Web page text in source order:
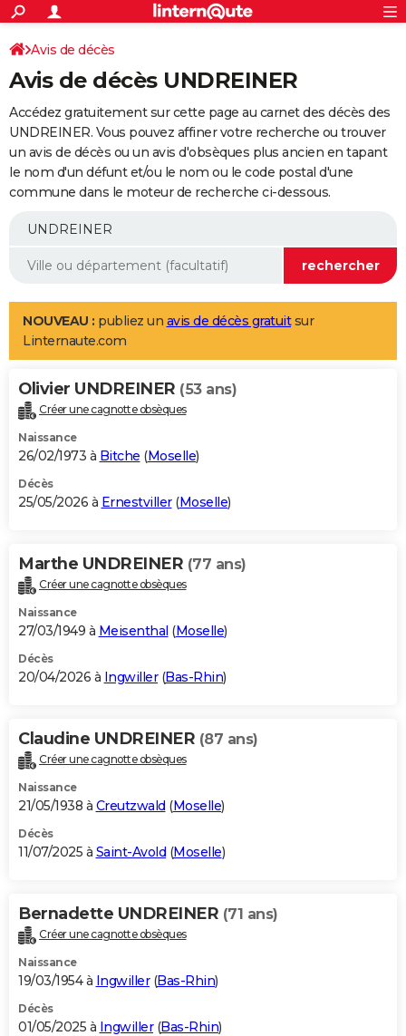
ACTUALITÉS
Politique
Société
Faits Divers
Education
Monde
Villes
+
SPORT
Coupe du monde 2026
Football
Tennis
Cyclisme
Rugby
Forum
Programme TV
TNT
Streaming
Cinéma
Sorties cinéma
Musique
+
FINANCE
Impôts
Immobilier
Risques naturels par ville
Banque
Assurance
Crédit
AUTO
Essais
Réserver un essai
Citadines
Berlines
SUV
Forum auto
+
Mobiles
Meilleur smartphone
Internet
Ordinateurs
Jeux vidéo
Guide high-tech
Aménagement intérieur
LIFESTYLE
Art de vivre
Bien-être
Loisirs
Mode
Modes de vie
Alimentation
Guide de la santé
Maladies
Médicaments
Sommeil
VOYAGE
Destinations
City break
Voyage nature
Voyage de noces
Forum
Climat
+PHOTO
GUIDES D'ACHAT
BONS PLANS
Carte de Noël
Carte Bonne année
Carte Saint-Valentin
Carte Pâques
Carte d'anniversaire
DICTIONNAIRE
Dictionnaire
Biographies
Citations
Expressions
Proverbes
PROGRAMME TV
S'inscrire
Se connecter
Lycées
Collèges
Primaires
Universités
Entreprises
Service militaire
Avis de recherche
AVIS DE DÉCÈS
Bricolage
Lifestyle
Culture
Sport
Auto
Television
Voyage
Cinema
Avis de décès
Avis de décès UNDREINER
Accédez gratuitement sur cette page au carnet des décès des
UNDREINER. Vous pouvez affiner votre recherche ou trouver
un avis de décès ou un avis d'obsèques plus ancien en tapant
le nom d'un défunt et/ou le nom ou le code postal d'une
commune dans le moteur de recherche ci-dessous.
NOUVEAU : publiez un avis de décès gratuitsur
Linternaute.com
Olivier UNDREINER (53 ans)
Créer une cagnotte obsèques
Naissance
26/02/1973 à Bitche (Moselle)
Décès
25/05/2026 à Ernestviller(Moselle)
Marthe UNDREINER (77 ans)
Créer une cagnotte obsèques
Naissance
27/03/1949 à Meisenthal (Moselle)
Décès
20/04/2026 à Ingwiller(Bas-Rhin)
Claudine UNDREINER (87 ans)
Créer une cagnotte obsèques
Naissance
21/05/1938 à Creutzwald (Moselle)
Décès
11/07/2025 à Saint-Avold (Moselle)
Bernadette UNDREINER (71 ans)
Créer une cagnotte obsèques
Naissance
19/03/1954 à Ingwiller(Bas-Rhin)
Décès
01/05/2025 à Ingwiller(Bas-Rhin)